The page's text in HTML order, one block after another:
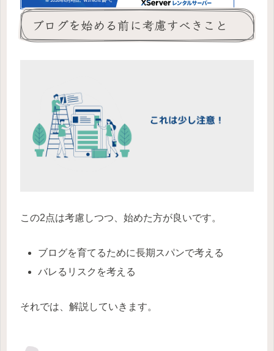
ブログを始める前に考慮すべきこと
この2点は考慮しつつ、始めた方が良いです。
ブログを育てるために長期スパンで考える
バレるリスクを考える
それでは、解説していきます。